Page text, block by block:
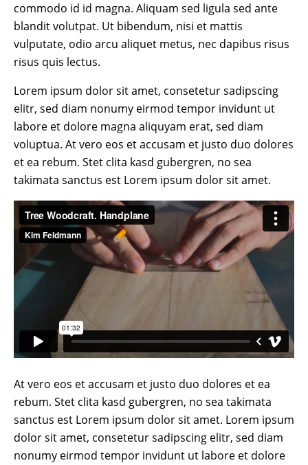
commodo id id magna. Aliquam sed ligula sed ante
blandit volutpat. Ut bibendum, nisi et mattis
vulputate, odio arcu aliquet metus, nec dapibus risus
risus quis lectus.
Lorem ipsum dolor sit amet, consetetur sadipscing
elitr, sed diam nonumy eirmod tempor invidunt ut
labore et dolore magna aliquyam erat, sed diam
voluptua. At vero eos et accusam et justo duo dolores
et ea rebum. Stet clita kasd gubergren, no sea
takimata sanctus est Lorem ipsum dolor sit amet.
At vero eos et accusam et justo duo dolores et ea
rebum. Stet clita kasd gubergren, no sea takimata
sanctus est Lorem ipsum dolor sit amet. Lorem ipsum
dolor sit amet, consetetur sadipscing elitr, sed diam
nonumy eirmod tempor invidunt ut labore et dolore